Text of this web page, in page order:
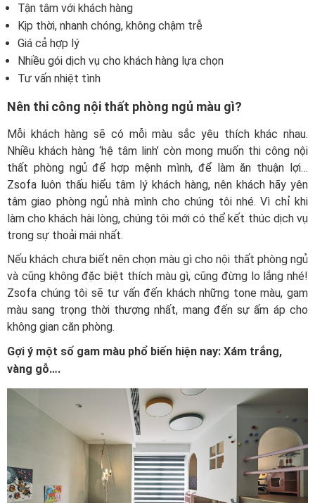
Tận tâm với khách hàng
Kịp thời, nhanh chóng, không chậm trễ
Giá cả hợp lý
Nhiều gói dịch vụ cho khách hàng lựa chọn
Tư vấn nhiệt tình
Nên thi công nội thất phòng ngủ màu gì?
Mỗi khách hàng sẽ có mỗi màu sắc yêu thích khác nhau.
Nhiều khách hàng ‘hệ tâm linh’ còn mong muốn thi công nội
thất phòng ngủ để hợp mệnh mình, để làm ăn thuận lợi…
Zsofa luôn thấu hiểu tâm lý khách hàng, nên khách hãy yên
tâm giao phòng ngủ nhà mình cho chúng tôi nhé. Vì chỉ khi
làm cho khách hài lòng, chúng tôi mới có thể kết thúc dịch vụ
trong sự thoải mái nhất.
Nếu khách chưa biết nên chọn màu gì cho nội thất phòng ngủ
và cũng không đặc biệt thích màu gì, cũng đừng lo lắng nhé!
Zsofa chúng tôi sẽ tư vấn đến khách những tone màu, gam
màu sang trọng thời thượng nhất, mang đến sự ấm áp cho
không gian căn phòng.
Gợi ý một số gam màu phổ biến hiện nay: Xám trắng,
vàng gỗ….